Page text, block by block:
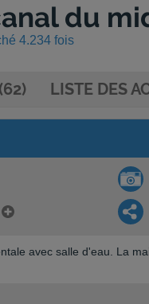
du
4.234 fois
LISTE DES
avec salle d'eau. La